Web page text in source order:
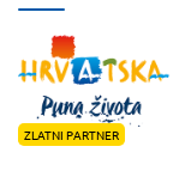
ZLATNI PARTNER